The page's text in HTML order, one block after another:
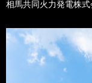
相馬共同火力発電株